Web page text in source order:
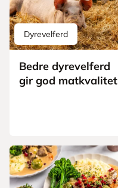
Dyrevelferd
Bedre dyrevelferd
gir god matkvalitet